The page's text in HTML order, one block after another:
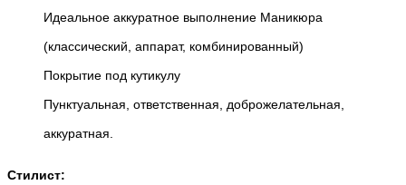
Идеальное аккуратное выполнение Маникюра
(классический, аппарат, комбинированный)
Покрытие под кутикулу
Пунктуальная, ответственная, доброжелательная,
аккуратная.
Стилист: